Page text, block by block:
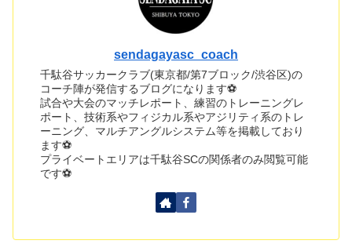
sendagayasc_coach
千駄谷サッカークラブ(東京都/第7ブロック/渋谷区)の
コーチ陣が発信するブログになります⚽
試合や大会のマッチレポート、練習のトレーニングレ
ポート、技術系やフィジカル系やアジリティ系のトレ
ーニング、マルチアングルシステム等を掲載しており
ます⚽
プライベートエリアは千駄谷SCの関係者のみ閲覧可能
です⚽